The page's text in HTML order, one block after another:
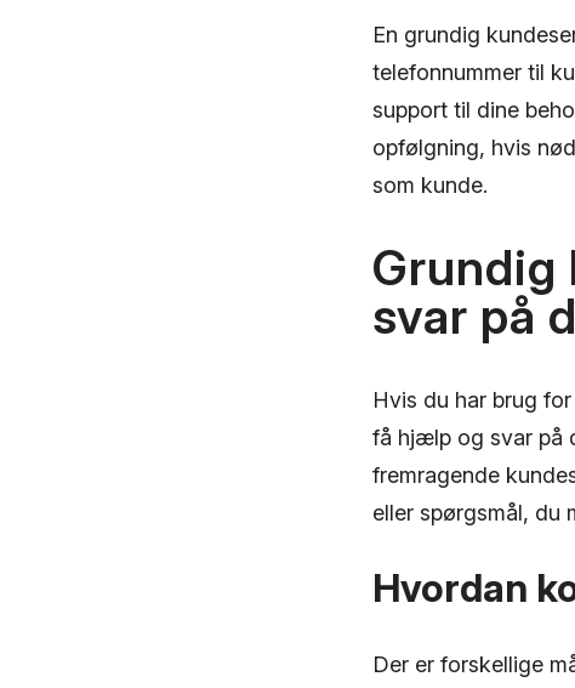
En grundig
telefonnummer til
support til dine
opfølgning, hvis
som kunde.
Grundig
svar på
Hvis du har brug
få hjælp og svar på
fremragende
eller spørgsmål, du
Hvordan
Der er forskellige